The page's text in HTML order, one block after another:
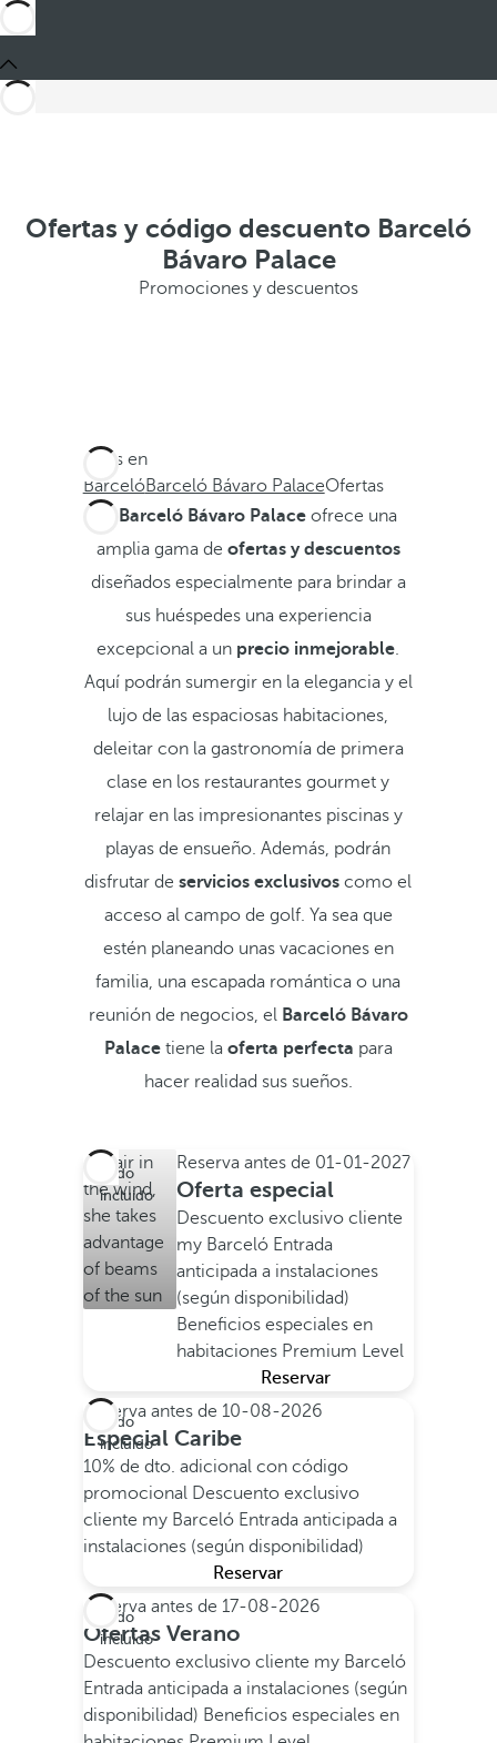
Ofertas y código descuento Barceló
Bávaro Palace
Promociones y descuentos
Estás en
BarcelóBarceló Bávaro PalaceOfertas
Barceló Bávaro Palace ofrece una
amplia gama de ofertas y descuentos
diseñados especialmente para brindar a
sus huéspedes una experiencia
excepcional a un precio inmejorable.
Aquí podrán sumergir en la elegancia y el
lujo de las espaciosas habitaciones,
deleitar con la gastronomía de primera
clase en los restaurantes gourmet y
relajar en las impresionantes piscinas y
playas de ensueño. Además, podrán
disfrutar deservicios exclusivoscomo el
acceso al campo de golf. Ya sea que
estén planeando unas vacaciones en
familia, una escapada romántica o una
reunión de negocios, el Barceló Bávaro
Palacetiene laoferta perfecta para
hacer realidad sus sueños.
Todo
incluido
Reserva antes de 01-01-2027
Oferta especial
Descuento exclusivo cliente
my Barceló Entrada
anticipada a instalaciones
(según disponibilidad)
Beneficios especiales en
habitaciones Premium Level
Reservar
Todo
incluido
Reserva antes de 10-08-2026
Especial Caribe
10% de dto. adicional con código
promocional Descuento exclusivo
cliente my Barceló Entrada anticipada a
instalaciones (según disponibilidad)
Reservar
Todo
incluido
Reserva antes de 17-08-2026
Ofertas Verano
Descuento exclusivo cliente my Barceló
Entrada anticipada a instalaciones (según
disponibilidad) Beneficios especiales en